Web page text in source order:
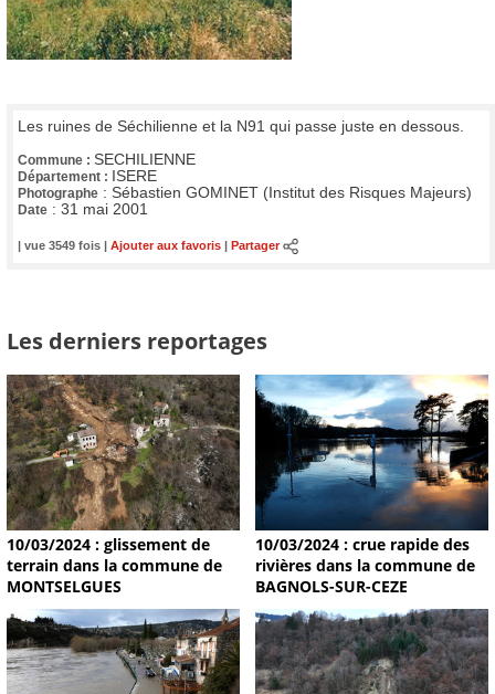
Les ruines de Séchilienne et la N91 qui passe juste en dessous.
Commune : SECHILIENNE
Département : ISERE
Photographe : Sébastien GOMINET (Institut des Risques Majeurs)
Date : 31 mai 2001
| vue 3549 fois | Ajouter aux favoris Partager
Les derniers reportages
10/03/2024 : glissement de
terrain dans la commune de
MONTSELGUES
10/03/2024 : crue rapide des
rivières dans la commune de
BAGNOLS-SUR-CEZE